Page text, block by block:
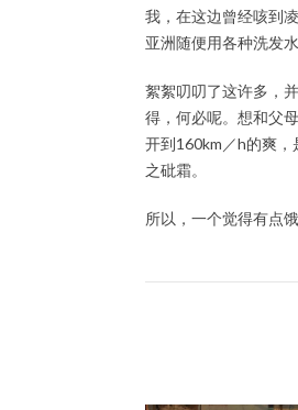
我，在这边曾经咳到
亚洲随便用各种洗发
絮絮叨叨了这许多，
得，何必呢。想和父
开到160km／h的爽
之砒霜。
所以，一个觉得有点